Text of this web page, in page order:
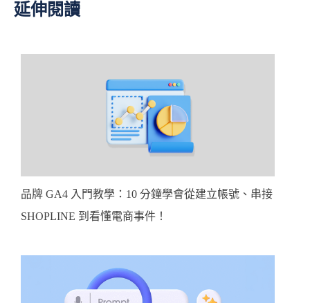
延伸閱讀
品牌 GA4 入門教學：10 分鐘學會從建立帳號、串接
SHOPLINE 到看懂電商事件！